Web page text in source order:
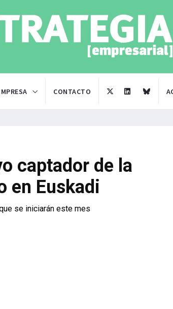
CONTACTO
captador de la
en Euskadi
se iniciarán este mes